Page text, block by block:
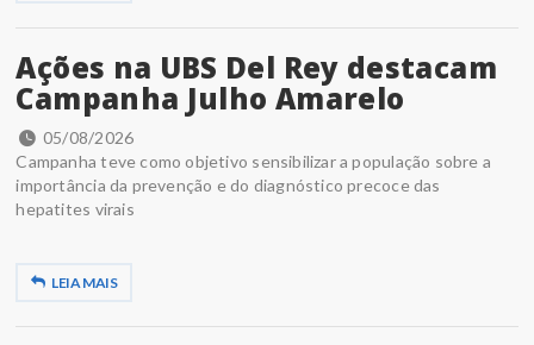
Ações na UBS Del Rey destacam
Campanha Julho Amarelo
05/08/2026
Campanha teve como objetivo sensibilizar a população sobre a
importância da prevenção e do diagnóstico precoce das
hepatites virais
LEIA MAIS